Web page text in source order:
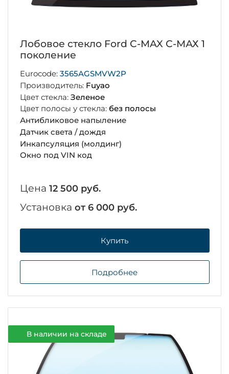
Лобовое стекло Ford C-MAX С-МАХ 1
поколение
Eurocode: 3565AGSMVW2P
Производитель: Fuyao
Цвет стекла: Зеленое
Цвет полосы у стекла: без полосы
Антибликовое напыление
Датчик света / дождя
Инкапсуляция (молдинг)
Окно под VIN код
Цена 12 500 руб.
Установка от 6 000 руб.
Купить
Подробнее
В наличии на складе